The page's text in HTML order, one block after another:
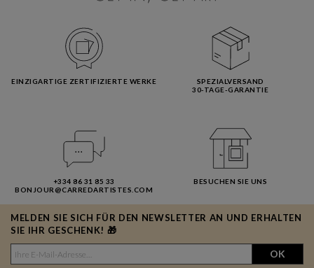
EINZIGARTIGE ZERTIFIZIERTE WERKE
SPEZIALVERSAND
30-TAGE-GARANTIE
+334 86 31 85 33
BONJOUR@CARREDARTISTES.COM
BESUCHEN SIE UNS
MELDEN SIE SICH FÜR DEN NEWSLETTER AN UND ERHALTEN
SIE IHR GESCHENK! 🎁
OK